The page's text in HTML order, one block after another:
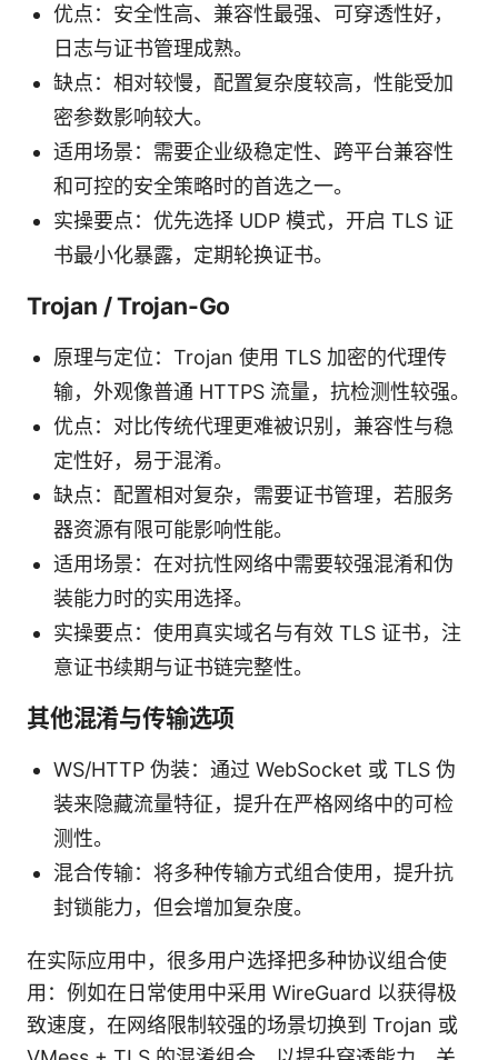
优点：安全性高、兼容性最强、可穿透性好，
日志与证书管理成熟。
缺点：相对较慢，配置复杂度较高，性能受加
密参数影响较大。
适用场景：需要企业级稳定性、跨平台兼容性
和可控的安全策略时的首选之一。
实操要点：优先选择 UDP 模式，开启 TLS 证
书最小化暴露，定期轮换证书。
Trojan / Trojan-Go
原理与定位：Trojan 使用 TLS 加密的代理传
输，外观像普通 HTTPS 流量，抗检测性较强。
优点：对比传统代理更难被识别，兼容性与稳
定性好，易于混淆。
缺点：配置相对复杂，需要证书管理，若服务
器资源有限可能影响性能。
适用场景：在对抗性网络中需要较强混淆和伪
装能力时的实用选择。
实操要点：使用真实域名与有效 TLS 证书，注
意证书续期与证书链完整性。
其他混淆与传输选项
WS/HTTP 伪装：通过 WebSocket 或 TLS 伪
装来隐藏流量特征，提升在严格网络中的可检
测性。
混合传输：将多种传输方式组合使用，提升抗
封锁能力，但会增加复杂度。
在实际应用中，很多用户选择把多种协议组合使
用：例如在日常使用中采用 WireGuard 以获得极
致速度，在网络限制较强的场景切换到 Trojan 或